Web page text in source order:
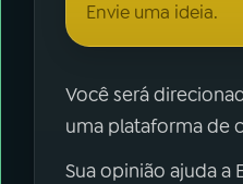
Envie uma ideia.
Você será
uma plataforma de
Sua opinião ajuda a